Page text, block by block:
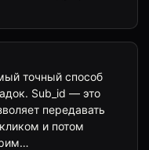
точный способ
Sub_id — это
передавать
и потом